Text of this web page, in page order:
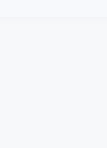
قامت الشركة المالكة
عليهم الوصول إلى